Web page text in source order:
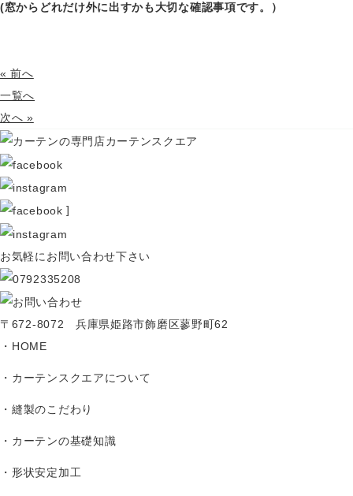
(窓からどれだけ外に出すかも大切な確認事項です。）
« 前へ
一覧へ
次へ »
]
お気軽にお問い合わせ下さい
〒672-8072 兵庫県姫路市飾磨区蓼野町62
HOME
カーテンスクエアについて
縫製のこだわり
カーテンの基礎知識
形状安定加工